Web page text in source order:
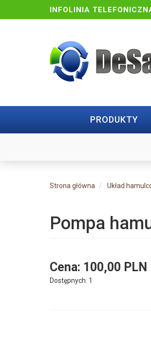
INFOLINIA
PRODUKTY
Strona główna Układ
Pompa
Cena: 100,00 PLN
Dostępnych: 1